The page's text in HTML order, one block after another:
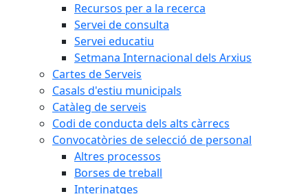
Recursos per a la recerca
Servei de consulta
Servei educatiu
Setmana Internacional dels Arxius
Cartes de Serveis
Casals d'estiu municipals
Catàleg de serveis
Codi de conducta dels alts càrrecs
Convocatòries de selecció de personal
Altres processos
Borses de treball
Interinatges